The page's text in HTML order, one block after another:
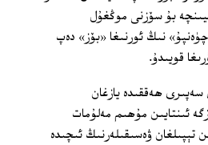
بۇ سۆزنى موڭغۇل
نىڭ ئورنىغا «بۆز» دەپ
قويىدۇ.
ھەققىدە يازغان
ئىنتايىن مۇھىم مەلۇمات
تېپىلغان ۋەسىقىلەرنىڭ ئىچىدە